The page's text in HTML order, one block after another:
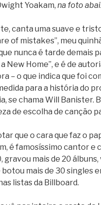
Yoakam, na foto
canta uma suave e
of mistakes”, meu
nunca é tarde demais
a New Home”, e é de
– o que indica que foi
para a história do
se chama Will Banister.
de escolha de canção
que o cara que faz o
é famosíssimo cantor e
gravou mais de 20
botou mais de 30 singles
listas da Billboard.